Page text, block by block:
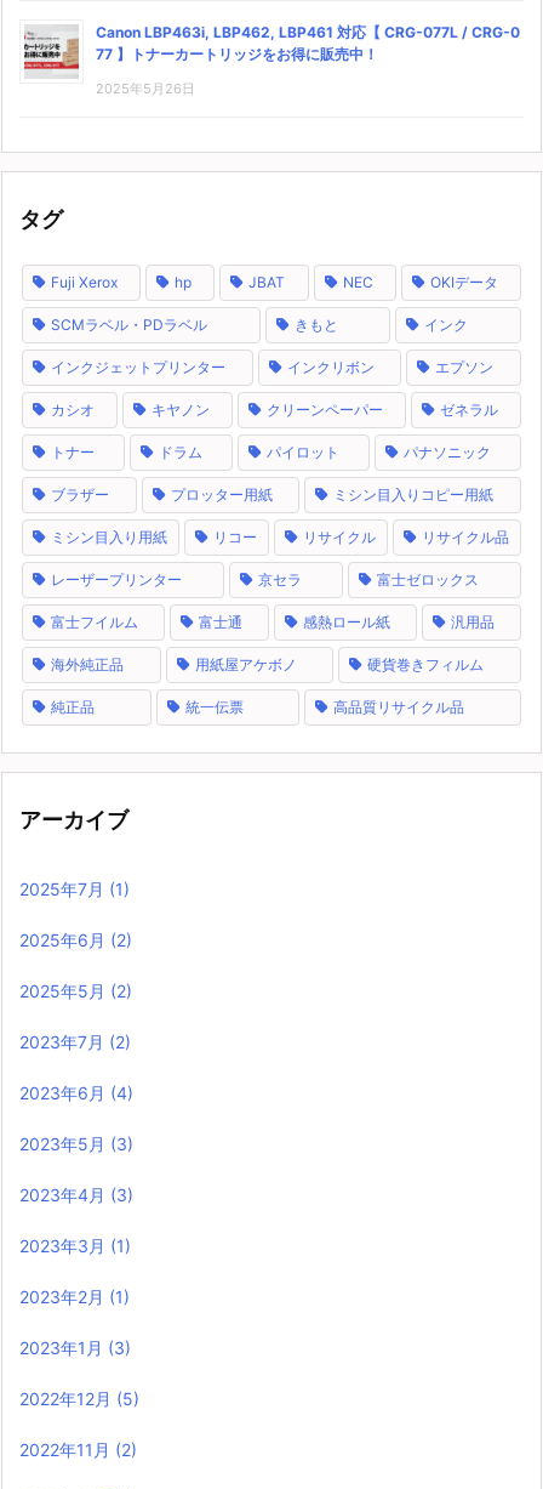
Canon LBP463i, LBP462, LBP461 対応【 CRG-077L / CRG-0
77 】トナーカートリッジをお得に販売中！
2025年5月26日
タグ
Fuji Xerox hp JBAT NEC OKIデータ
SCMラベル・PDラベル きもと インク
インクジェットプリンター インクリボン エプソン
カシオ キヤノン クリーンペーパー ゼネラル
トナー ドラム パイロット パナソニック
ブラザー プロッター用紙 ミシン目入りコピー用紙
ミシン目入り用紙 リコー リサイクル リサイクル品
レーザープリンター 京セラ 富士ゼロックス
富士フイルム 富士通 感熱ロール紙 汎用品
海外純正品 用紙屋アケボノ 硬貨巻きフィルム
純正品 統一伝票 高品質リサイクル品
アーカイブ
2025年7月 (1)
2025年6月 (2)
2025年5月 (2)
2023年7月 (2)
2023年6月 (4)
2023年5月 (3)
2023年4月 (3)
2023年3月 (1)
2023年2月 (1)
2023年1月 (3)
2022年12月 (5)
2022年11月 (2)